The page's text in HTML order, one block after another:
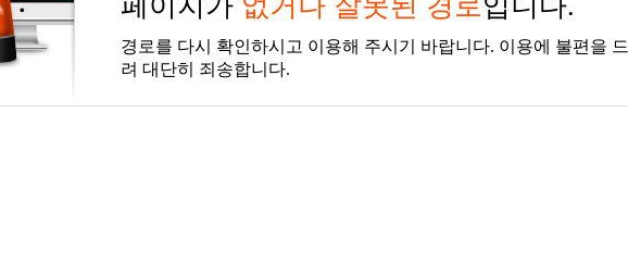
경로를 다시 확인하시고 이용해 주시기 바랍니다. 이용에 불편을 드
려 대단히 죄송합니다.